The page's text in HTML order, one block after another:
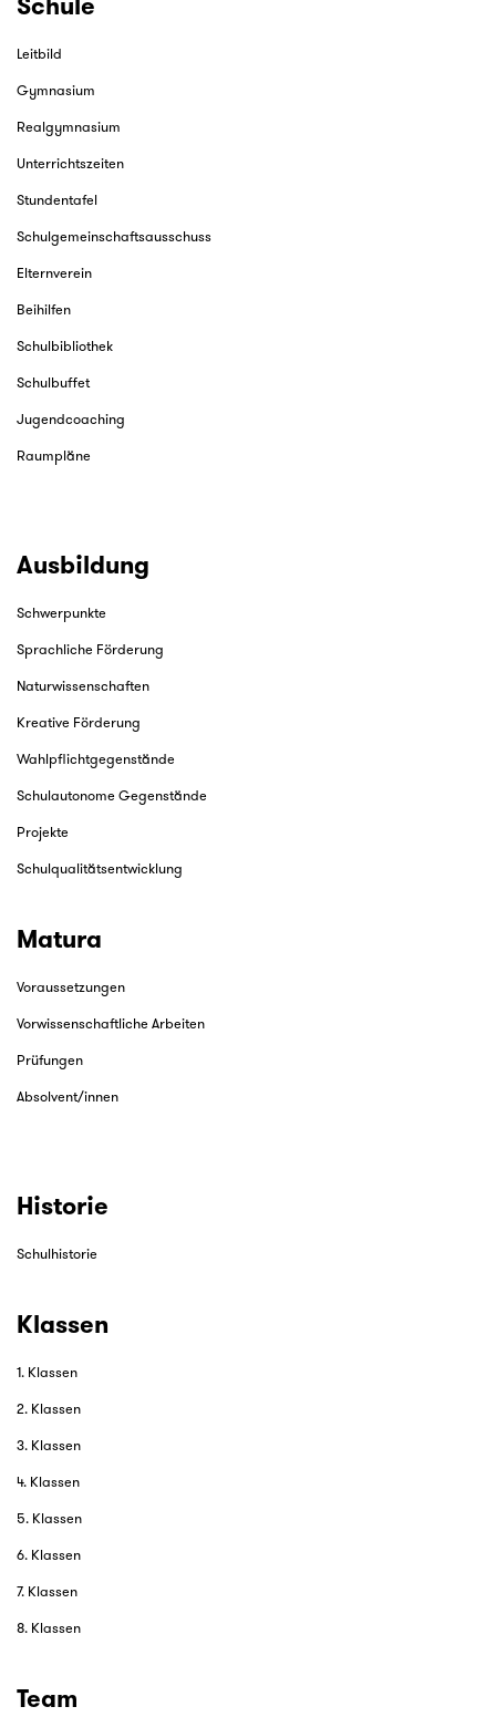
Leitbild
Gymnasium
Realgymnasium
Unterrichtszeiten
Stundentafel
Schulgemeinschaftsausschuss
Elternverein
Beihilfen
Schulbibliothek
Schulbuffet
Jugendcoaching
Raumpläne
Ausbildung
Schwerpunkte
Sprachliche Förderung
Naturwissenschaften
Kreative Förderung
Wahlpflichtgegenstände
Schulautonome Gegenstände
Projekte
Schulqualitätsentwicklung
Matura
Voraussetzungen
Vorwissenschaftliche Arbeiten
Prüfungen
Absolvent/innen
Historie
Schulhistorie
Klassen
1. Klassen
2. Klassen
3. Klassen
4. Klassen
5. Klassen
6. Klassen
7. Klassen
8. Klassen
Team